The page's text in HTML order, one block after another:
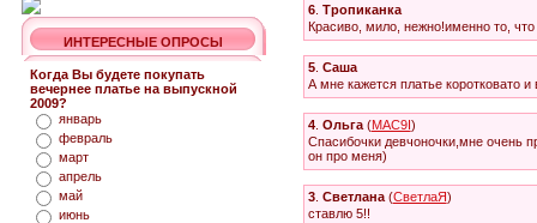
ИНТЕРЕСНЫЕ ОПРОСЫ
Когда Вы будете покупать
вечернее платье на выпускной
2009?
январь
февраль
март
апрель
май
июнь
6. Тропиканка
Красиво, мило, нежно!именно то,
5. Саша
А мне кажется платье коротковато
4. Ольга(MAC9I )
Спасибочки девчоночки,мне очень
он про меня)
3. Светлана(СветлаЯ)
ставлю 5!!